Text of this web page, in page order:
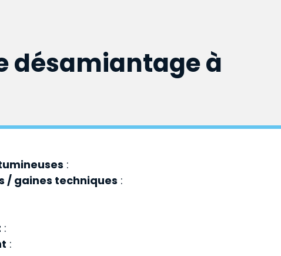
désamiantage à
:
/ gaines techniques :
:
: